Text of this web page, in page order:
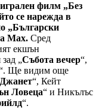
филм „Без
се нарежда в
„Български
Max. Сред
екшън
„Събота вечер“,
Ще видим още
“, Кейт
Ловеца“ и Никълъс
“.